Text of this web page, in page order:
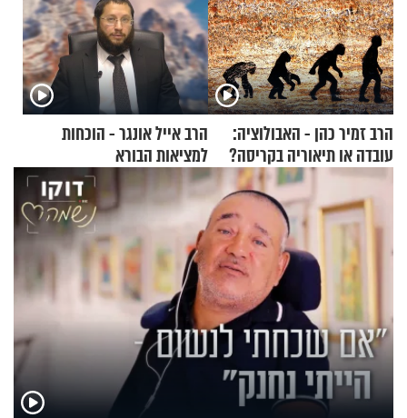
הרב זמיר כהן - האבולוציה:
עובדה או תיאוריה בקריסה?
הרב אייל אונגר - הוכחות
למציאות הבורא